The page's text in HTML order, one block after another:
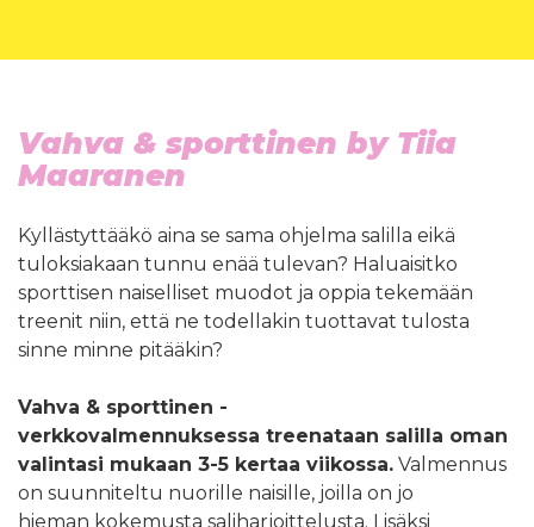
Vahva & sporttinen by Tiia
Maaranen
Kyllästyttääkö aina se sama ohjelma salilla eikä
tuloksiakaan tunnu enää tulevan? Haluaisitko
sporttisen naiselliset muodot ja oppia tekemään
treenit niin, että ne todellakin tuottavat tulosta
sinne minne pitääkin?
Vahva & sporttinen -
verkkovalmennuksessa treenataan salilla oman
valintasi mukaan 3-5 kertaa viikossa. Valmennus
on suunniteltu nuorille naisille, joilla on jo
hieman kokemusta saliharjoittelusta. Lisäksi